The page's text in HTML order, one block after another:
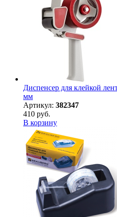
Диспенсер для клейкой
мм
Артикул: 382347
410 руб.
В корзину